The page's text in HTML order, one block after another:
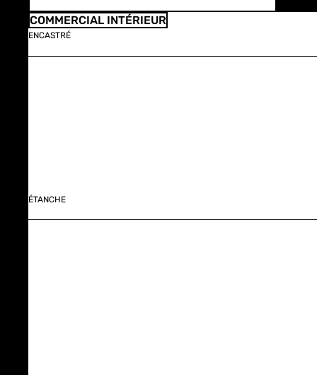
COMMERCIAL INTÉRIEUR
ENCASTRÉ
ÉTANCHE